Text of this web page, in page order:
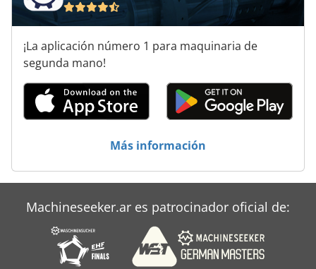
¡La aplicación número 1 para maquinaria de
segunda mano!
Más información
Machineseeker.ar es patrocinador oficial de: